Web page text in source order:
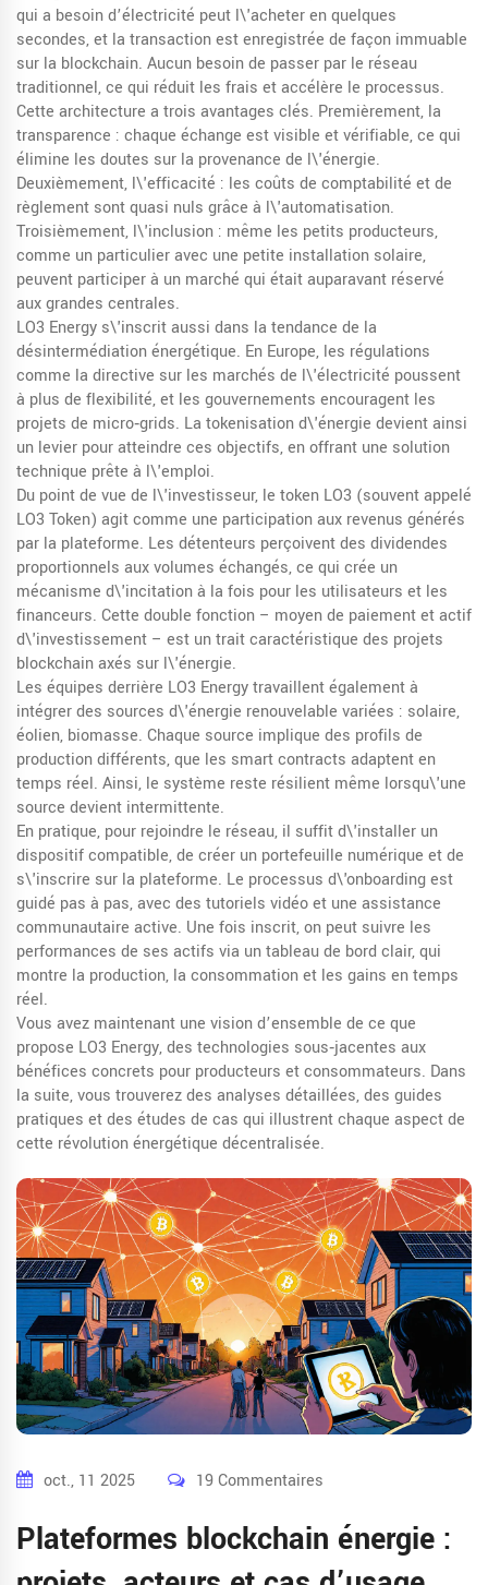
qui a besoin d’électricité peut l\'acheter en quelques
secondes, et la transaction est enregistrée de façon immuable
sur la blockchain. Aucun besoin de passer par le réseau
traditionnel, ce qui réduit les frais et accélère le processus.
Cette architecture a trois avantages clés. Premièrement, la
transparence : chaque échange est visible et vérifiable, ce qui
élimine les doutes sur la provenance de l\'énergie.
Deuxièmement, l\'efficacité : les coûts de comptabilité et de
règlement sont quasi nuls grâce à l\'automatisation.
Troisièmement, l\'inclusion : même les petits producteurs,
comme un particulier avec une petite installation solaire,
peuvent participer à un marché qui était auparavant réservé
aux grandes centrales.
LO3 Energy s\'inscrit aussi dans la tendance de la
désintermédiation énergétique. En Europe, les régulations
comme la directive sur les marchés de l\'électricité poussent
à plus de flexibilité, et les gouvernements encouragent les
projets de micro‑grids. La tokenisation d\'énergie devient ainsi
un levier pour atteindre ces objectifs, en offrant une solution
technique prête à l\'emploi.
Du point de vue de l\'investisseur, le token LO3 (souvent appelé
LO3 Token) agit comme une participation aux revenus générés
par la plateforme. Les détenteurs perçoivent des dividendes
proportionnels aux volumes échangés, ce qui crée un
mécanisme d\'incitation à la fois pour les utilisateurs et les
financeurs. Cette double fonction – moyen de paiement et actif
d\'investissement – est un trait caractéristique des projets
blockchain axés sur l\'énergie.
Les équipes derrière LO3 Energy travaillent également à
intégrer des sources d\'énergie renouvelable variées : solaire,
éolien, biomasse. Chaque source implique des profils de
production différents, que les smart contracts adaptent en
temps réel. Ainsi, le système reste résilient même lorsqu\'une
source devient intermittente.
En pratique, pour rejoindre le réseau, il suffit d\'installer un
dispositif compatible, de créer un portefeuille numérique et de
s\'inscrire sur la plateforme. Le processus d\'onboarding est
guidé pas à pas, avec des tutoriels vidéo et une assistance
communautaire active. Une fois inscrit, on peut suivre les
performances de ses actifs via un tableau de bord clair, qui
montre la production, la consommation et les gains en temps
réel.
Vous avez maintenant une vision d’ensemble de ce que
propose LO3 Energy, des technologies sous‑jacentes aux
bénéfices concrets pour producteurs et consommateurs. Dans
la suite, vous trouverez des analyses détaillées, des guides
pratiques et des études de cas qui illustrent chaque aspect de
cette révolution énergétique décentralisée.
oct., 11 2025 19 Commentaires
Plateformes blockchain énergie :